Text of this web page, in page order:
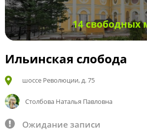
14 свободных
Ильинская слобода
шоссе Революции, д. 75
Столбова Наталья Павловна
Ожидание записи